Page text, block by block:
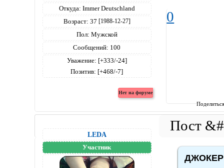
Откуда: Immer Deutschland
Возраст: 37 [1988-12-27]
Пол: Мужской
Сообщений: 100
Уважение: [+333/-24]
Позитив: [+468/-7]
0
LEDA
Участник
ДЖОКЕР